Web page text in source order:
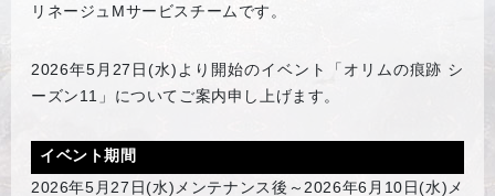
リネージュMサービスチームです。
2026年5月27日(水)より開始のイベント「オリムの痕跡 シ
ーズン11」についてご案内申し上げます。
イベント期間
2026年5月27日(水)メンテナンス後～2026年6月10日(水)メ